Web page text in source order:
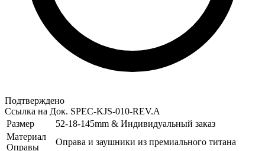
Подтверждено
Ссылка на Док. SPEC-KJS-010-REV.A
Размер
52-18-145mm & Индивидуальный заказ
Материал
Оправы
Оправа и заушники из премиального титана